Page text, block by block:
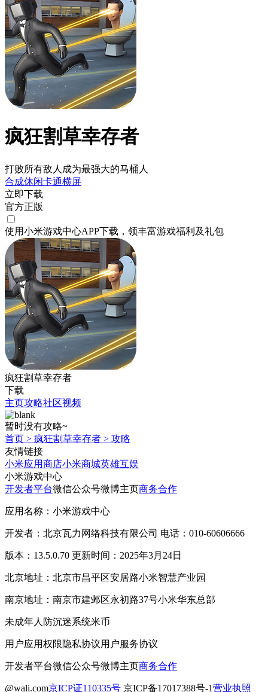
疯狂割草幸存者
打败所有敌人成为最强大的马桶人
合成休闲卡通横屏
立即下载
官方正版
使用小米游戏中心APP下载 ，领丰富游戏福利 及礼包
疯狂割草幸存者
下载
主页攻略社区视频
暂时没有攻略~
首页 > 疯狂割草幸存者 > 攻略
友情链接
小米应用商店小米商城英雄互娱
小米游戏中心
开发者平台微信公众号微博主页商务合作
应用名称：小米游戏中心
开发者：北京瓦力网络科技有限公司 电话：010-60606666
版本：13.5.0.70 更新时间：2025年3月24日
北京地址：北京市昌平区安居路小米智慧产业园
南京地址：南京市建邺区永初路37号小米华东总部
未成年人防沉迷系统米币
用户应用权限隐私协议用户服务协议
开发者平台微信公众号微博主页商务合作
@wali.com京ICP证110335号 京ICP备17017388号-1营业执照